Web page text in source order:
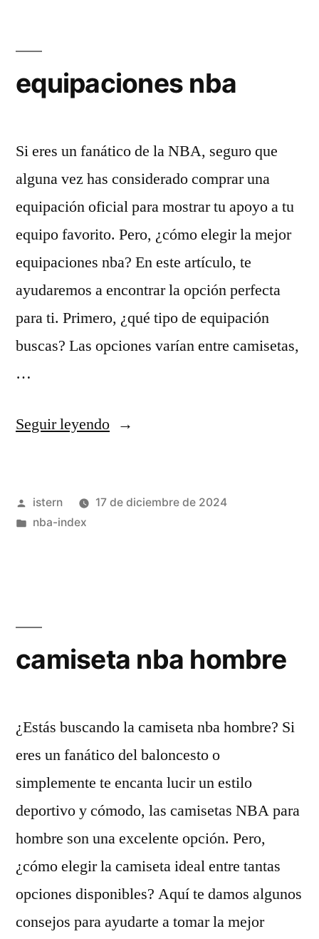
equipaciones nba
Si eres un fanático de la NBA, seguro que
alguna vez has considerado comprar una
equipación oficial para mostrar tu apoyo a tu
equipo favorito. Pero, ¿cómo elegir la mejor
equipaciones nba? En este artículo, te
ayudaremos a encontrar la opción perfecta
para ti. Primero, ¿qué tipo de equipación
buscas? Las opciones varían entre camisetas,
…
Seguir leyendo«equipaciones
Publicado
por
istern
17 de diciembre de 2024
Publicado
nba-index
camiseta nba hombre
¿Estás buscando la camiseta nba hombre? Si
eres un fanático del baloncesto o
simplemente te encanta lucir un estilo
deportivo y cómodo, las camisetas NBA para
hombre son una excelente opción. Pero,
¿cómo elegir la camiseta ideal entre tantas
opciones disponibles? Aquí te damos algunos
consejos para ayudarte a tomar la mejor